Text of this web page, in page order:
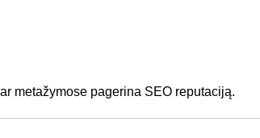
metažymose pagerina SEO reputaciją.